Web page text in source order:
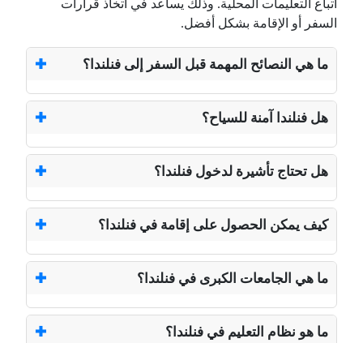
اتباع التعليمات المحلية. وذلك يساعد في اتخاذ قرارات
السفر أو الإقامة بشكل أفضل.
ما هي النصائح المهمة قبل السفر إلى فنلندا؟
هل فنلندا آمنة للسياح؟
هل تحتاج تأشيرة لدخول فنلندا؟
كيف يمكن الحصول على إقامة في فنلندا؟
ما هي الجامعات الكبرى في فنلندا؟
ما هو نظام التعليم في فنلندا؟